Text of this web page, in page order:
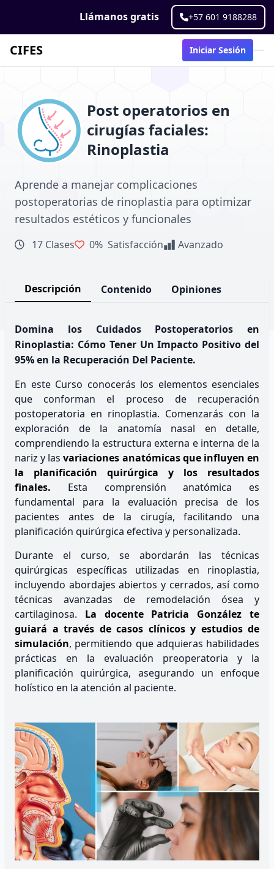
Llámanos gratis +57 601 9188288
CIFES Iniciar Sesión
Post operatorios en
cirugías faciales:
Rinoplastia
Aprende a manejar complicaciones
postoperatorias de rinoplastia para optimizar
resultados estéticos y funcionales
17 Clases 0% Satisfacción Avanzado
Descripción Contenido Opiniones
Domina los Cuidados Postoperatorios en
Rinoplastia: Cómo Tener Un Impacto Positivo del
95% en la Recuperación Del Paciente.
En este Curso conocerás los elementos esenciales
que conforman el proceso de recuperación
postoperatoria en rinoplastia. Comenzarás con la
exploración de la anatomía nasal en detalle,
comprendiendo la estructura externa e interna de la
nariz y lasvariaciones anatómicas que influyen en
la planificación quirúrgica y los resultados
finales. Esta comprensión anatómica es
fundamental para la evaluación precisa de los
pacientes antes de la cirugía, facilitando una
planificación quirúrgica efectiva y personalizada.
Durante el curso, se abordarán las técnicas
quirúrgicas específicas utilizadas en rinoplastia,
incluyendo abordajes abiertos y cerrados, así como
técnicas avanzadas de remodelación ósea y
cartilaginosa. La docente Patricia González te
guiará a través de casos clínicos y estudios de
simulación, permitiendo que adquieras habilidades
prácticas en la evaluación preoperatoria y la
planificación quirúrgica, asegurando un enfoque
holístico en la atención al paciente.